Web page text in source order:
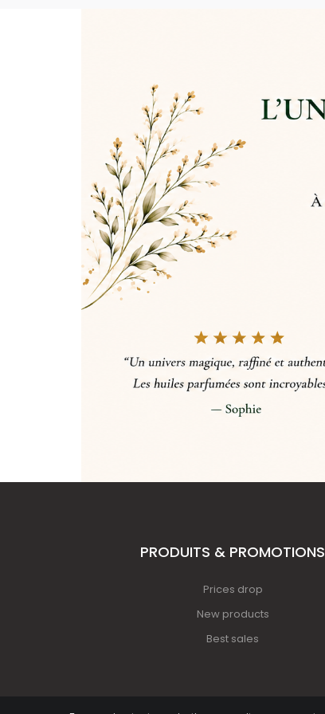
PRODUITS & PROMOTIONS
Prices drop
New products
Best sales